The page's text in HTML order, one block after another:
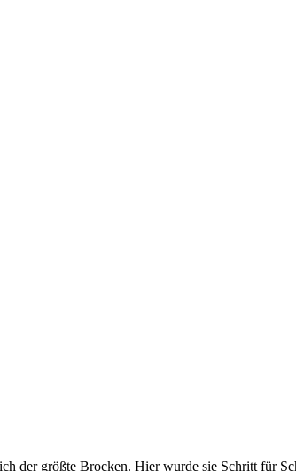
der größte Brocken. Hier wurde sie Schritt für